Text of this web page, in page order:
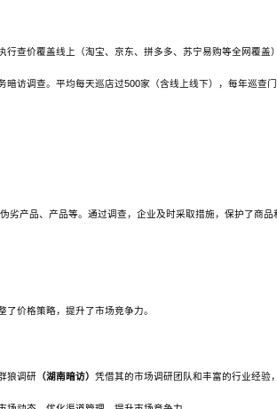
查价覆盖线上（淘宝、京东、拼多多、苏宁易购等全网覆盖
暗访调查。平均每天巡店过500家（含线上线下），每年巡查
劣产品、产品等。通过调查，企业及时采取措施，保护了商品
价格策略，提升了市场竞争力。
狼调研 （湖南暗访） 凭借其的市场调研团队和丰富的行业经验